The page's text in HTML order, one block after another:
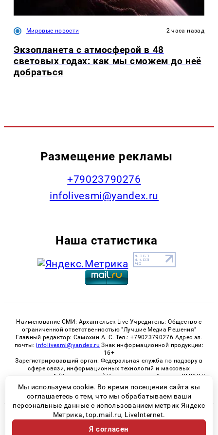
Мировые новости 2 часа назад
Экзопланета с атмосферой в 48
световых годах: как мы сможем до неё
добраться
Размещение рекламы
+79023790276
infolivesmi@yandex.ru
Наша статистика
Наименование СМИ: Архангельск Live Учредитель: Общество с
ограниченной ответственностью "Лучшие Медиа Решения"
Главный редактор: Самохин А. С. Тел.: +79023790276 Адрес эл.
почты: infolivesmi@yandex.ru Знак информационной продукции:
16+
Зарегистрировавший орган: Федеральная служба по надзору в
сфере связи, информационных технологий и массовых
коммуникаций (Роскомнадзор) Регистрационный номер СМИ ЭЛ
№ ФС 77 - 82533 от 21.01.2022
© 2026 «Архангельск Live» | Все права защищены
Возрастная категория сайта 16+
Мы используем cookie. Во время посещения сайта вы
соглашаетесь с тем, что мы обрабатываем ваши
персональные данные с использованием метрик Яндекс
Метрика, top.mail.ru, LiveInternet.
Я согласен